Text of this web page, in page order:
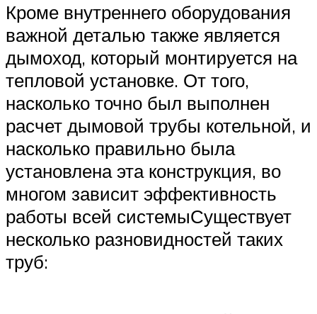
Кроме внутреннего оборудования
важной деталью также является
дымоход, который монтируется на
тепловой установке. От того,
насколько точно был выполнен
расчет дымовой трубы котельной, и
насколько правильно была
установлена эта конструкция, во
многом зависит эффективность
работы всей системыСуществует
несколько разновидностей таких
труб: